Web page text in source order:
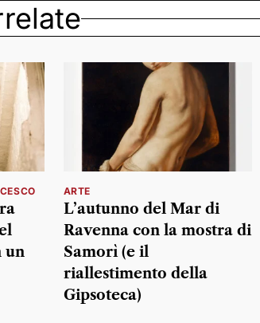
un
ARTE
L’autunno del Mar di
Ravenna con la mostra di
Samorì (e il
riallestimento della
Gipsoteca)